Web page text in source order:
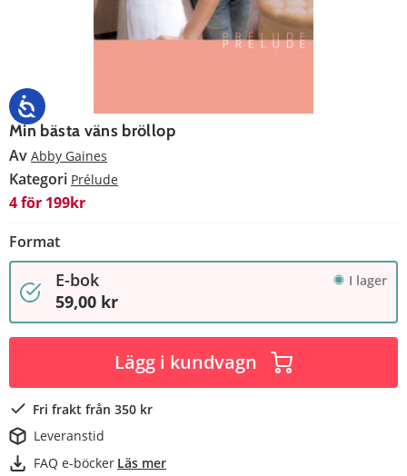
Min bästa väns bröllop
Av Abby Gaines
Kategori Prélude
4 för 199kr
Format
E-bok I lager
59,00 kr
Lägg i kundvagn
Fri frakt från 350 kr
Leveranstid
FAQ e-böcker Läs mer